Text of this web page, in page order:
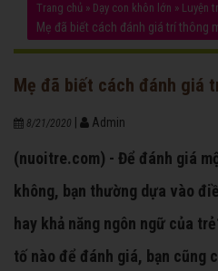
Trang chủ » Dạy con khôn lớn » Luyện
Mẹ đã biết cách đánh giá trí thông
Mẹ đã biết cách đánh giá
8/21/2020 Admin
(nuoitre.com) - Để đánh giá
không, bạn thường dựa vào
hay khả năng ngôn ngữ của
tố nào để đánh giá, bạn cũng